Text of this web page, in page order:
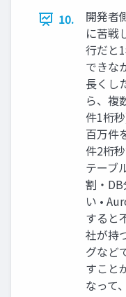
10.
開発者
に苦戦
行だと
できな
長くし
ら、複
件1桁
百万件
件2桁
テーブ
割・
い •
すると
社が持
グなど
すこと
なって